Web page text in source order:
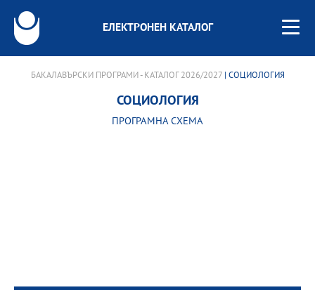
ЕЛЕКТРОНЕН КАТАЛОГ
БАКАЛАВЪРСКИ ПРОГРАМИ - КАТАЛОГ 2026/2027| СОЦИОЛОГИЯ
СОЦИОЛОГИЯ
ПРОГРАМНА СХЕМА